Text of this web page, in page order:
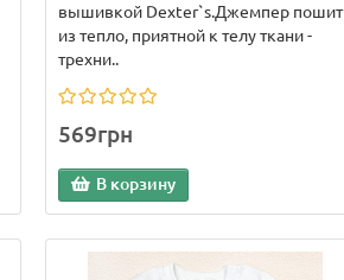
вышивкой Dexter`s.Джемпер пошит
из тепло, приятной к телу ткани -
трехни..
569грн
В корзину